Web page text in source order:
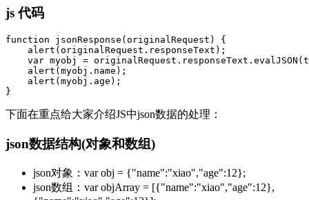
js 代码
function jsonResponse(originalRequest) {
    alert(originalRequest.responseText);
var myobj =
    alert(myobj.name);
    alert(myobj.age);
下面在重点给大家介绍JS中json数据的处理：
json数据结构(对象和数组)
json对象：var obj = {"name":"xiao","age":12};
json数组：var objArray = [{"name":"xiao","age":12},